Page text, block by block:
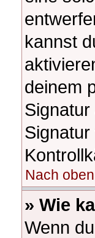
kannst
deinem
Nach oben
» Wie
Wenn